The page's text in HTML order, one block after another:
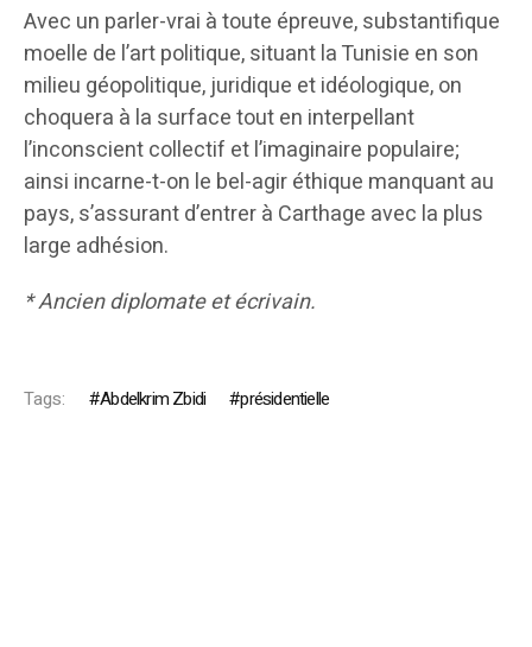
Avec un parler-vrai à toute épreuve, substantifique
moelle de l’art politique, situant la Tunisie en son
milieu géopolitique, juridique et idéologique, on
choquera à la surface tout en interpellant
l’inconscient collectif et l’imaginaire populaire;
ainsi incarne-t-on le bel-agir éthique manquant au
pays, s’assurant d’entrer à Carthage avec la plus
large adhésion.
* Ancien diplomate et écrivain.
Tags: Abdelkrim Zbidi présidentielle